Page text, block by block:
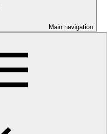
Main navigation